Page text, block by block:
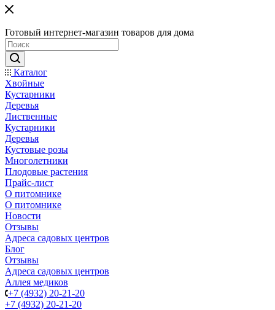
Готовый интернет-магазин товаров для дома
Каталог
Хвойные
Кустарники
Деревья
Лиственные
Кустарники
Деревья
Кустовые розы
Многолетники
Плодовые растения
Прайс-лист
О питомнике
О питомнике
Новости
Отзывы
Адреса садовых центров
Блог
Отзывы
Адреса садовых центров
Аллея медиков
+7 (4932) 20-21-20
+7 (4932) 20-21-20